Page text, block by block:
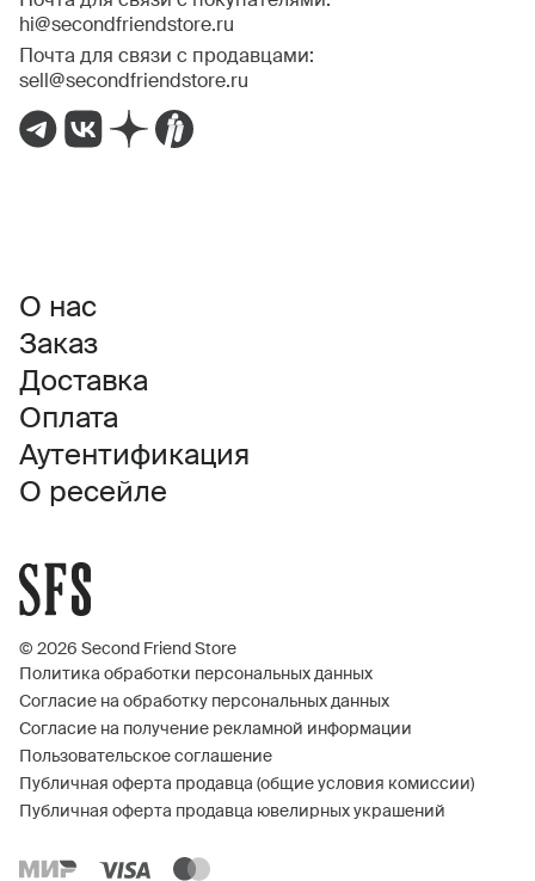
hi@secondfriendstore.ru
Почта для связи с продавцами:
sell@secondfriendstore.ru
О нас
Заказ
Доставка
Оплата
Аутентификация
О ресейле
© 2026 Second Friend Store
Политика обработки персональных данных
Согласие на обработку персональных данных
Согласие на получение рекламной информации
Пользовательское соглашение
Публичная оферта продавца (общие условия комиссии)
Публичная оферта продавца ювелирных украшений